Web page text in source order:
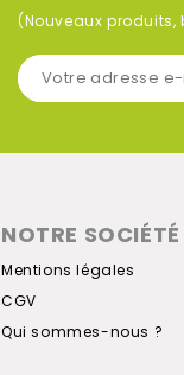
(Nouveaux
NOTRE SOCIÉTÉ
Mentions légales
CGV
Qui sommes-nous ?